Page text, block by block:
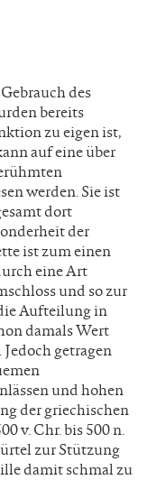
des
bereits
zu eigen ist,
auf eine über
werden. Sie ist
dort
der
ist zum einen
eine Art
und so zur
Aufteilung in
damals Wert
getragen
und hohen
der griechischen
v. Chr. bis 500 n.
zur Stützung
damit schmal zu